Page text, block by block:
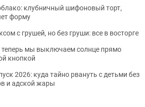
клубничный шифоновый торт,
форму
с грушей, но без груши: все в восторге
мы выключаем солнце прямо
кнопкой
2026: куда тайно рвануть с детьми без
и адской жары